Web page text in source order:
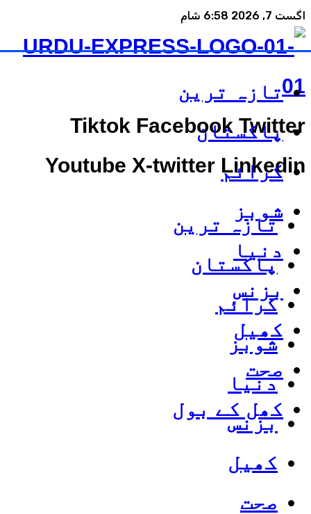
اگست 7, 2026 6:58 شام
Tiktok Facebook Twitter
Youtube X-twitter Linkedin
تازہ ترین
پاکستان
کرائم
شوبز
دنیا
بزنس
کھیل
صحت
تازہ ترین
پاکستان
کرائم
شوبز
دنیا
بزنس
کھیل
صحت
کھل کے بول